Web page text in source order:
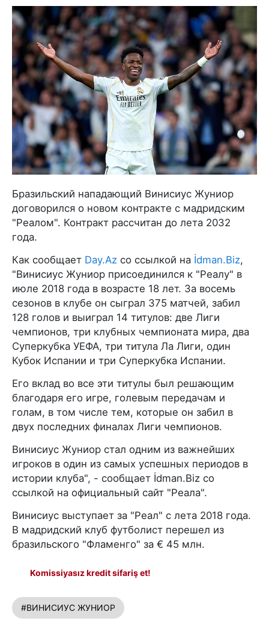
Бразильский нападающий Винисиус Жуниор
договорился о новом контракте с мадридским
"Реалом". Контракт рассчитан до лета 2032
года.
Как сообщает Day.Az со ссылкой на İdman.Biz,
"Винисиус Жуниор присоединился к "Реалу" в
июле 2018 года в возрасте 18 лет. За восемь
сезонов в клубе он сыграл 375 матчей, забил
128 голов и выиграл 14 титулов: две Лиги
чемпионов, три клубных чемпионата мира, два
Суперкубка УЕФА, три титула Ла Лиги, один
Кубок Испании и три Суперкубка Испании.
Его вклад во все эти титулы был решающим
благодаря его игре, голевым передачам и
голам, в том числе тем, которые он забил в
двух последних финалах Лиги чемпионов.
Винисиус Жуниор стал одним из важнейших
игроков в один из самых успешных периодов в
истории клуба", - сообщает İdman.Biz со
ссылкой на официальный сайт "Реала".
Винисиус выступает за "Реал" с лета 2018 года.
В мадридский клуб футболист перешел из
бразильского "Фламенго" за € 45 млн.
Komissiyasız kredit sifariş et!
#ВИНИСИУС ЖУНИОР